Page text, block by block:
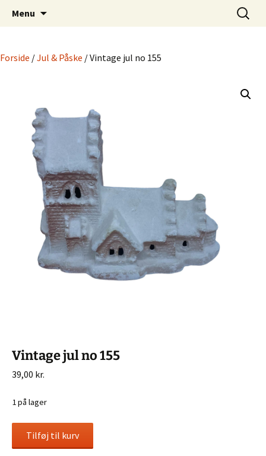
Retro-Shoppen.DK
Dansk Design fra 1940 til 1980
Menu
Søg
efter:
Forside /Jul & Påske / Vintage jul no 155
Vintage jul no 155
39,00 kr.
1 på lager
Tilføj til kurv